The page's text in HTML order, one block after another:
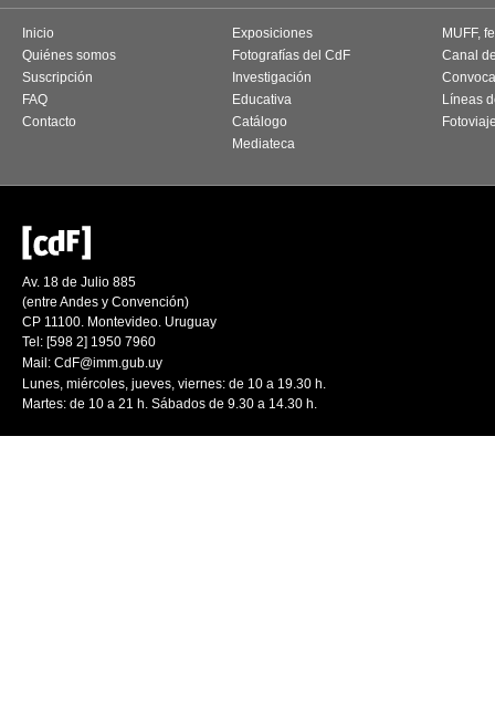
Inicio
Quiénes somos
Suscripción
FAQ
Contacto
Exposiciones
Fotografías del CdF
Investigación
Educativa
Catálogo
Mediateca
MUFF,
Canal
Líneas
Av. 18 de Julio 885
(entre Andes y Convención)
CP 11100. Montevideo. Uruguay
Tel: [598 2] 1950 7960
Mail: CdF@imm.gub.uy
Lunes, miércoles, jueves, viernes: de 10 a 19.30 h.
Martes: de 10 a 21 h. Sábados de 9.30 a 14.30 h.